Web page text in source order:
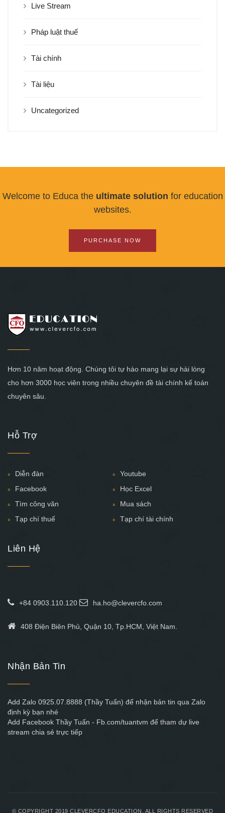
Live Stream
Pháp luật thuế
Tài chính
Tài liệu
Uncategorized
Welcome to Educa the ultimate solution for education
websites.
PURCHASE NOW
Hơn 10 năm hoạt động. Chúng tôi tự hào mang lại sự hài lòng
cho hơn 3000 học viên trong nhiều chuyên đề tài chính kế toán
chuyên sâu.
Hỗ Trợ
Diễn đàn
Youtube
Facebook
Học Excel
Tìm công văn
Mua sách
Tạp chí thuế
Tạp chí tài chính
Liên Hệ
+84 0903.110.120 ha.ho@clevercfo.com
408 Điện Biên Phủ, Quận 10, Tp.HCM, Việt Nam.
Nhận Bản Tin
Add Zalo 0925.07.8888 (Thầy Tuấn) để nhận bản tin qua Zalo
định kỳ bạn nhé
Add Facebook Thầy Tuấn - Fb.com/tuantvm để tham dự live
stream chia sẻ trực tiếp
© COPYRIGHT 2019 CLEVERCFO EDUCATION. ALL RIGHTS RESERVED